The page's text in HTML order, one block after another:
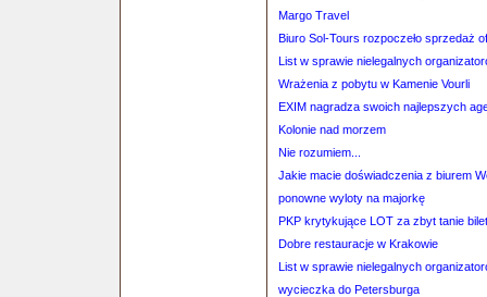
Margo Travel
Biuro Sol-Tours rozpoczeło sprzedaż
List w sprawie nielegalnych
Wrażenia z pobytu w Kamenie Vourli
EXIM nagradza swoich najlepszych
Kolonie nad morzem
Nie rozumiem...
Jakie macie doświadczenia z biurem
ponowne wyloty na majorkę
PKP krytykujące LOT za zbyt tanie
Dobre restauracje w Krakowie
List w sprawie nielegalnych
wycieczka do Petersburga